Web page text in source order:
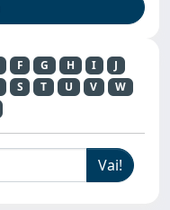
F G H I
J
S T U V
W